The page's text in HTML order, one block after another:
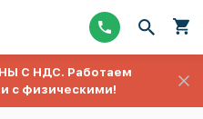
С НДС. Работаем
с физическими!